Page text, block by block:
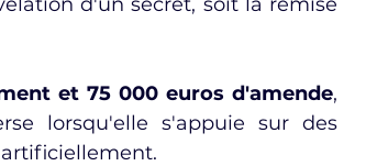
et 75 000 euros d'amende,
lorsqu'elle s'appuie sur des